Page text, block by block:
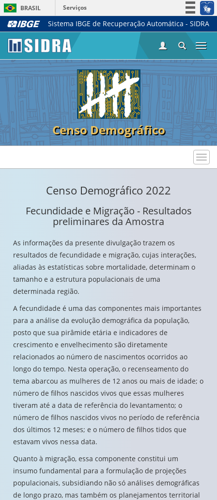
BRASIL
Serviços
Simplifique!
Acesso à informação
Legislação
Sistema IBGE de Recuperação Automática - SIDRA
Censo Demográfico
Censo Demográfico 2022
Fecundidade e Migração - Resultados
preliminares da Amostra
As informações da presente divulgação trazem os
resultados de fecundidade e migração, cujas interações,
aliadas às estatísticas sobre mortalidade, determinam o
tamanho e a estrutura populacionais de uma
determinada região.
A fecundidade é uma das componentes mais importantes
para a análise da evolução demográfica da população,
posto que sua pirâmide etária e indicadores de
crescimento e envelhecimento são diretamente
relacionados ao número de nascimentos ocorridos ao
longo do tempo. Nesta operação, o recenseamento do
tema abarcou as mulheres de 12 anos ou mais de idade; o
número de filhos nascidos vivos que essas mulheres
tiveram até a data de referência do levantamento; o
número de filhos nascidos vivos no período de referência
dos últimos 12 meses; e o número de filhos tidos que
estavam vivos nessa data.
Quanto à migração, essa componente constitui um
insumo fundamental para a formulação de projeções
populacionais, subsidiando não só análises demográficas
de longo prazo, mas também os planejamentos territorial